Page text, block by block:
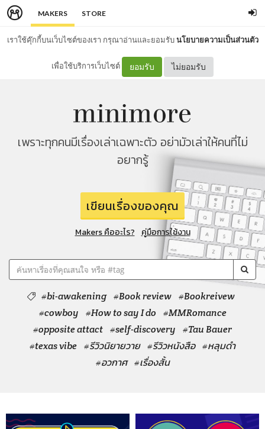
MAKERS STORE
เราใช้คุ๊กกี้บนเว็บไซต์ของเรา กรุณาอ่านและยอมรับนโยบายความเป็นส่วนตัว
เพื่อใช้บริการเว็บไซต์ ยอมรับ ไม่ยอมรับ
เพราะทุกคนมีเรื่องเล่าเฉพาะตัว อย่ามัวเล่าให้คนที่ไม่
อยากรู้
เขียนเรื่องของคุณ
Makers คืออะไร? คู่มือการใช้งาน
#bi-awakening #Book review #Bookreivew
#cowboy
#How to say I do
#MMRomance
#opposite attact #self-discovery
#Tau Bauer
#texas vibe #รีวิวนิยายวาย #รีวิวหนังสือ #หลุมดำ
#อวกาศ #เรื่องสั้น